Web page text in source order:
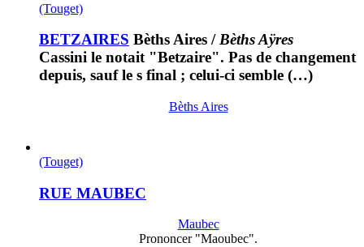
(Touget)
BETZAIRES Bèths Aires /Bèths Aÿres
Cassini le notait "Betzaire". Pas de changement
depuis, sauf le s final ; celui-ci semble (…)
Bèths Aires
(Touget)
RUE MAUBEC
Maubec
Prononcer "Maoubec".